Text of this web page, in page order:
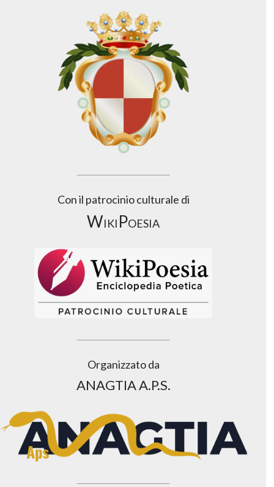
Con il patrocinio culturale di
WikiPoesia
Organizzato da
ANAGTIA A.P.S.